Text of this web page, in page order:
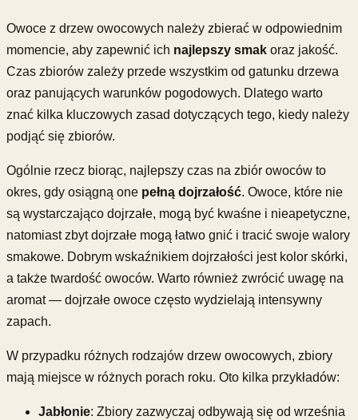
Owoce z drzew owocowych należy zbierać w odpowiednim
momencie, aby zapewnić ich najlepszy smak oraz jakość.
Czas zbiorów zależy przede wszystkim od gatunku drzewa
oraz panujących warunków pogodowych. Dlatego warto
znać kilka kluczowych zasad dotyczących tego, kiedy należy
podjąć się zbiorów.
Ogólnie rzecz biorąc, najlepszy czas na zbiór owoców to
okres, gdy osiągną one pełną dojrzałość. Owoce, które nie
są wystarczająco dojrzałe, mogą być kwaśne i nieapetyczne,
natomiast zbyt dojrzałe mogą łatwo gnić i tracić swoje walory
smakowe. Dobrym wskaźnikiem dojrzałości jest kolor skórki,
a także twardość owoców. Warto również zwrócić uwagę na
aromat — dojrzałe owoce często wydzielają intensywny
zapach.
W przypadku różnych rodzajów drzew owocowych, zbiory
mają miejsce w różnych porach roku. Oto kilka przykładów:
Jabłonie: Zbiory zazwyczaj odbywają się od września